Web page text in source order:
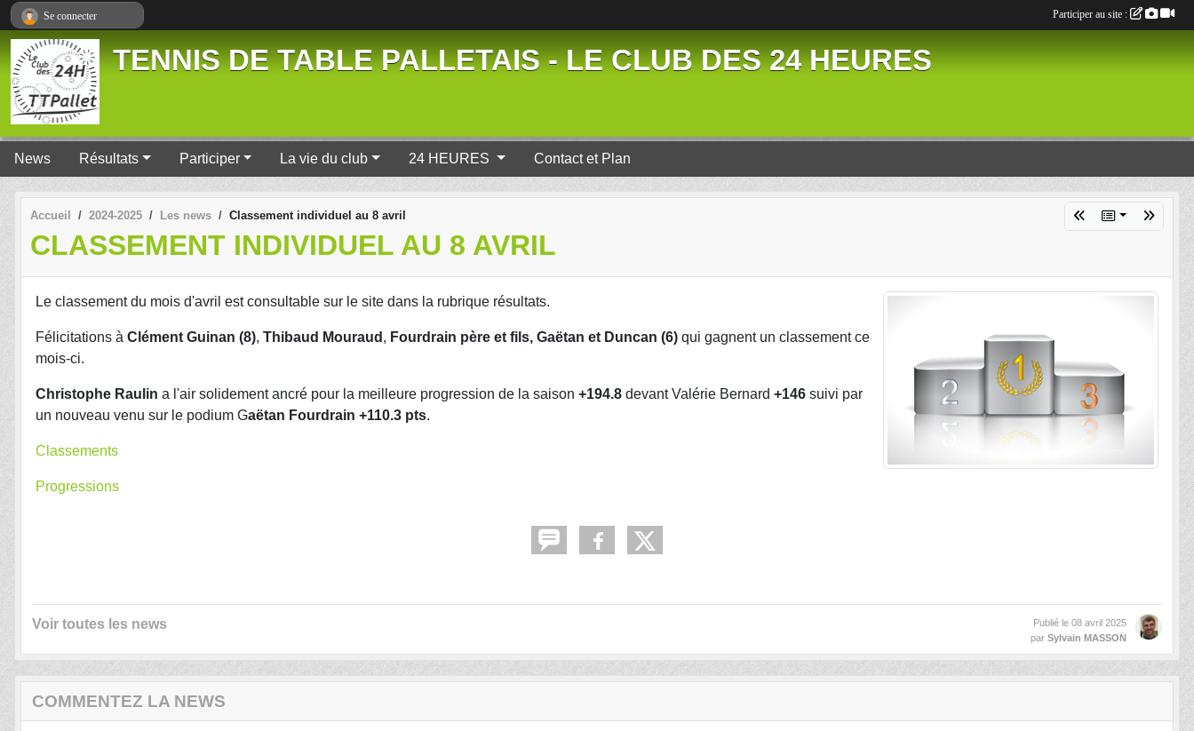
TENNIS DE TABLE PALLETAIS - LE CLUB DES 24 HEURES
News Résultats Participer La vie du club 24 HEURES Contact et Plan
Accueil 2024-2025 Les news Classement individuel au 8 avril
CLASSEMENT INDIVIDUEL AU 8 AVRIL
Le classement du mois d'avril est consultable sur le site dans la rubrique résultats.
Félicitations à Clément Guinan (8), Thibaud Mouraud , Fourdrain père et fils, Gaëtan et Duncan (6) qui gagnent un classement ce
mois-ci.
Christophe Raulin a l'air solidement ancré pour la meilleure progression de la saison +194.8 devant Valérie Bernard +146 suivi par
un nouveau venu sur le podium Gaëtan Fourdrain +110.3 pts.
Classements
Progressions
Voir toutes les news Publié le 08 avril 2025
par Sylvain MASSON
COMMENTEZ LA NEWS
Se connecter Participer au site :
Panneau de gestion des cookies